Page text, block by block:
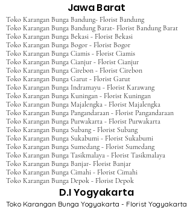
Jawa Barat
Toko Karangan Bunga Bandung- Florist Bandung
Toko Karangan Bunga Bandung Barat- Florist Bandung Barat
Toko Karangan Bunga Bekasi - Florist Bekasi
Toko Karangan Bunga Bogor - Florist Bogor
Toko Karangan Bunga Ciamis - Florist Ciamis
Toko Karangan Bunga Cianjur - Florist Cianjur
Toko Karangan Bunga Cirebon - Florist Cirebon
Toko Karangan Bunga Garut - Florist Garut
Toko Karangan Bunga Indramayu - Florist Karawang
Toko Karangan Bunga Kuningan - Florist Kuningan
Toko Karangan Bunga Majalengka - Florist Majalengka
Toko Karangan Bunga Pangandaraan - Florist Pangandaraan
Toko Karangan Bunga Purwakarta - Florist Purwakarta
Toko Karangan Bunga Subang - Florist Subang
Toko Karangan Bunga Sukabumi - Florist Sukabumi
Toko Karangan Bunga Sumedang - Florist Sumedang
Toko Karangan Bunga Tasikmalaya - Florist Tasikmalaya
Toko Karangan Bunga Banjar- Florist Banjar
Toko Karangan Bunga Cimahi - Florist Cimahi
Toko Karangan Bunga Depok - Florist Depok
D.I Yogyakarta
Toko Karangan Bunga Yogyakarta - Florist Yogyakarta